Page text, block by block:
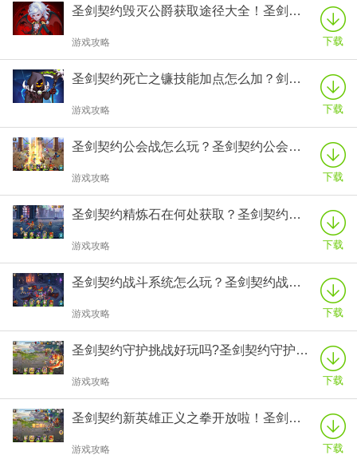
圣剑契约毁灭公爵获取途径大全！圣剑契约毁灭公爵技能加点攻略！
游戏攻略 下载
圣剑契约死亡之镰技能加点怎么加？剑圣契约死亡之镰技能加点攻略！
游戏攻略 下载
圣剑契约公会战怎么玩？圣剑契约公会战玩法攻略！
游戏攻略 下载
圣剑契约精炼石在何处获取？圣剑契约精炼石获取途径介绍！
游戏攻略 下载
圣剑契约战斗系统怎么玩？圣剑契约战斗系统玩法攻略！
游戏攻略 下载
圣剑契约守护挑战好玩吗?圣剑契约守护挑战者玩法攻略!
游戏攻略 下载
圣剑契约新英雄正义之拳开放啦！圣剑契约正义之拳技能加点攻略！
游戏攻略 下载